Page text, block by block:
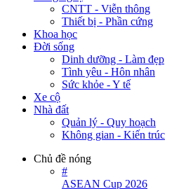
CNTT - Viễn thông
Thiết bị - Phần cứng
Khoa học
Đời sống
Dinh dưỡng - Làm đẹp
Tình yêu - Hôn nhân
Sức khỏe - Y tế
Xe cộ
Nhà đất
Quản lý - Quy hoạch
Không gian - Kiến trúc
Chủ đề nóng
#
ASEAN Cup 2026